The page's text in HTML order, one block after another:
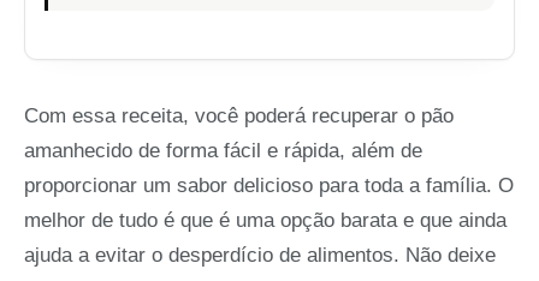
Com essa receita, você poderá recuperar o pão
amanhecido de forma fácil e rápida, além de
proporcionar um sabor delicioso para toda a família. O
melhor de tudo é que é uma opção barata e que ainda
ajuda a evitar o desperdício de alimentos. Não deixe